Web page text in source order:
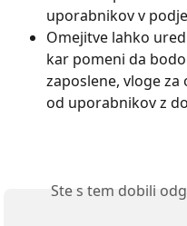
uporabnikov v
Omejitve lahko
kar pomeni da
zaposlene, vloge
od uporabnikov z
Ste s tem dobili